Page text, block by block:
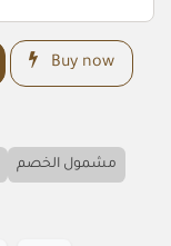
Buy now
مشمول الخصم